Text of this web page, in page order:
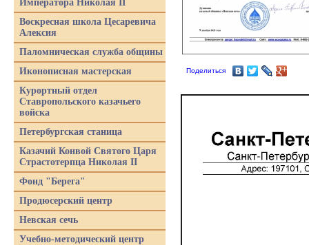
Поделиться
Императора Николая II
Воскресная школа Цесаревича
Алексия
Паломническая служба общины
Иконописная мастерская
Курортный отдел
Ставропольского казачьего
войска
Петербургская станица
Казачий Конвой Святого Царя
Страстотерпца Николая II
Фонд "Берега"
Продюсерский центр
Невская сечь
Учебно-методический центр